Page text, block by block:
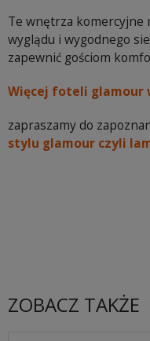
Te wnętrza komercyjne
wyglądu i wygodnego
zapewnić gościom
Więcej foteli glamour
zapraszamy do
stylu glamour czyli
ZOBACZ TAKŻE